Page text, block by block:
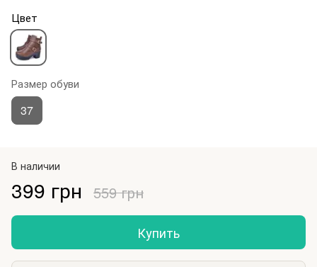
Цвет
Размер обуви
37
В наличии
399 грн 559 грн
Купить